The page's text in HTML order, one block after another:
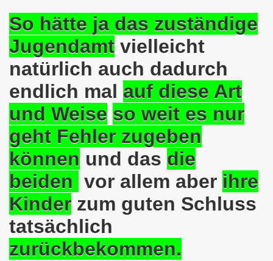
So hätte ja das zuständige
Jugendamt vielleicht
natürlich auch dadurch
endlich mal auf diese Art
und Weise so weit es nur
geht Fehler zugeben
können und das die
beiden vor allem aber ihre
Kinder zum guten Schluss
tatsächlich
zurückbekommen.
und von Martina Reichmann: Gelungenes Fest
Bewegung - feier am 11.09.2023 um 17.30 Uhr auf
Bewegung als Korrespondenz veröffentlicht von
solidarisiert sich am 10.07.2023 mit Jan
am 10.07.2023 auf dem Heinrich-König-
Bewegung Gelsenkirchen sagt am 12.06.2023 „Nein“
am 12.06.2023 um 17.30 Uhr auf dem
der Befreiung vom Hitler-Faschismus - aktiver
dem Heinrich-König-Platz als Kundgebungsplatz
am 13.03.2023 ruft auf: Aktiver Widerstand